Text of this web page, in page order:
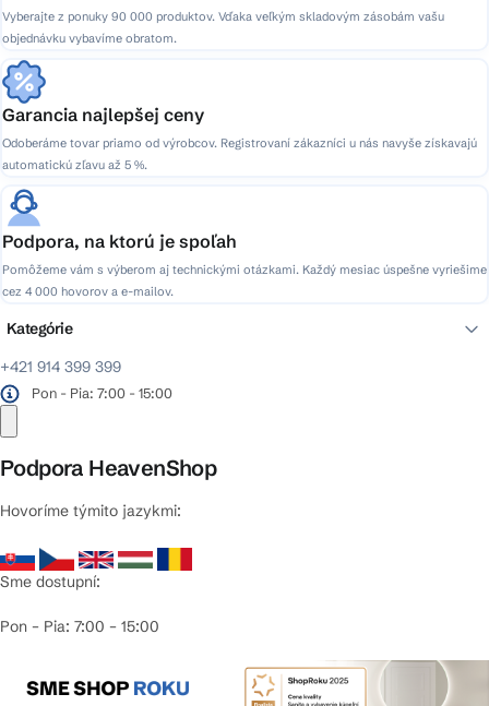
Vyberajte z ponuky 90 000 produktov. Vďaka veľkým skladovým zásobám vašu
objednávku vybavíme obratom.
Garancia najlepšej ceny
Odoberáme tovar priamo od výrobcov. Registrovaní zákazníci u nás navyše získavajú
automatickú zľavu až 5 %.
Podpora, na ktorú je spoľah
Pomôžeme vám s výberom aj technickými otázkami. Každý mesiac úspešne vyriešime
cez 4 000 hovorov a e-mailov.
+421 914 399 399
Pon - Pia: 7:00 - 15:00
Podpora HeavenShop
Hovoríme týmito jazykmi:
Sme dostupní:
Pon – Pia: 7:00 – 15:00
Kategórie